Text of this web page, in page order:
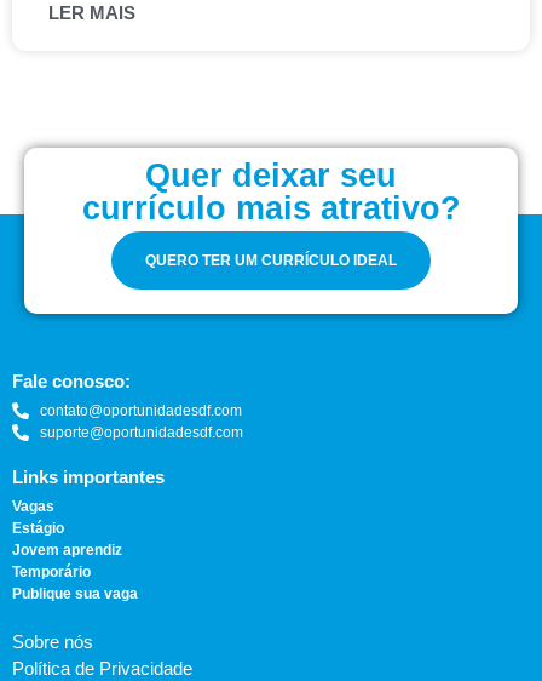
LER MAIS
Quer deixar seu
currículo mais atrativo?
QUERO TER UM CURRÍCULO IDEAL
Fale conosco:
contato@oportunidadesdf.com
suporte@oportunidadesdf.com
Links importantes
Vagas
Estágio
Jovem aprendiz
Temporário
Publique sua vaga
Sobre nós
Política de Privacidade